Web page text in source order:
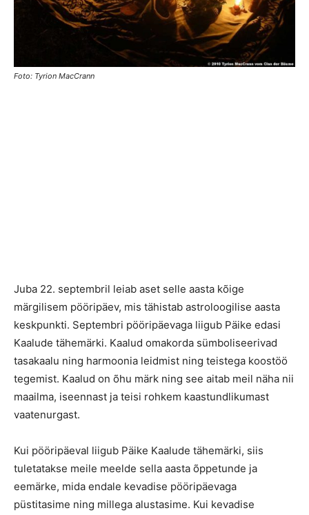
Foto: Tyrion MacCrann
Juba 22. septembril leiab aset selle aasta kõige
märgilisem pööripäev, mis tähistab astroloogilise aasta
keskpunkti. Septembri pööripäevaga liigub Päike edasi
Kaalude tähemärki. Kaalud omakorda sümboliseerivad
tasakaalu ning harmoonia leidmist ning teistega koostöö
tegemist. Kaalud on õhu märk ning see aitab meil näha nii
maailma, iseennast ja teisi rohkem kaastundlikumast
vaatenurgast.
Kui pööripäeval liigub Päike Kaalude tähemärki, siis
tuletatakse meile meelde sella aasta õppetunde ja
eemärke, mida endale kevadise pööripäevaga
püstitasime ning millega alustasime. Kui kevadise